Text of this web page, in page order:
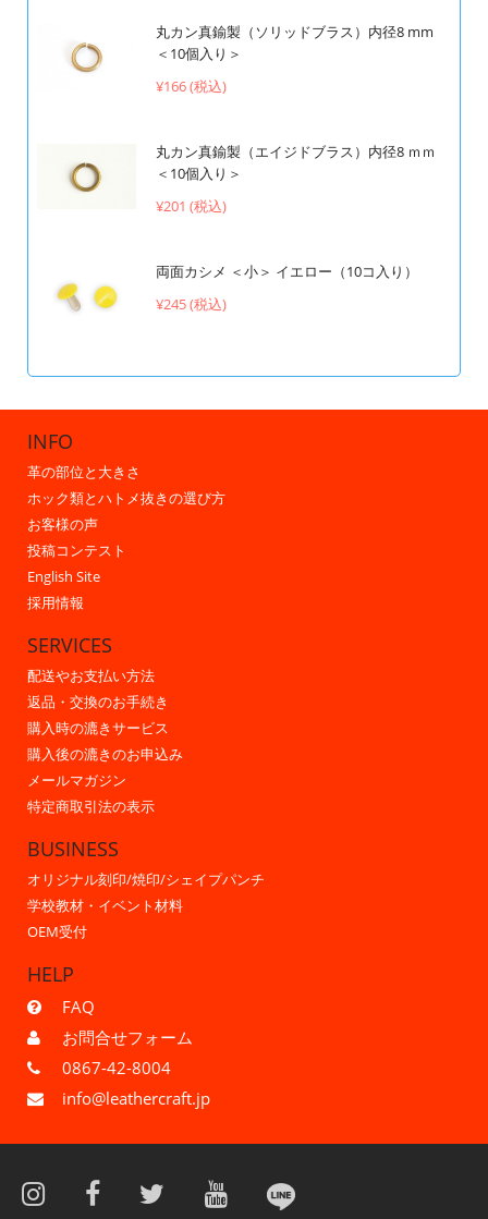
丸カン真鍮製（ソリッドブラス）内径8 mm
＜10個入り＞
¥166 (税込)
丸カン真鍮製（エイジドブラス）内径8 ｍｍ
＜10個入り＞
¥201 (税込)
両面カシメ ＜小＞ イエロー（10コ入り）
¥245 (税込)
INFO
革の部位と大きさ
ホック類とハトメ抜きの選び方
お客様の声
投稿コンテスト
English Site
採用情報
SERVICES
配送やお支払い方法
返品・交換のお手続き
購入時の漉きサービス
購入後の漉きのお申込み
メールマガジン
特定商取引法の表示
BUSINESS
オリジナル刻印/焼印/シェイプパンチ
学校教材・イベント材料
OEM受付
HELP
FAQ
お問合せフォーム
0867-42-8004
info@leathercraft.jp